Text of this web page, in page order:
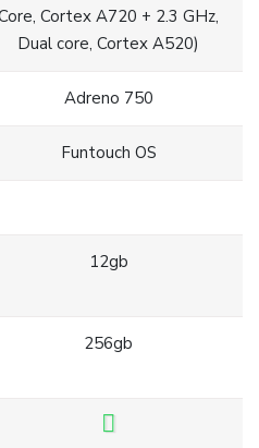
Cortex A720 + 2.3 GHz,
Dual core, Cortex A520)
Adreno 750
Funtouch OS
12gb
256gb